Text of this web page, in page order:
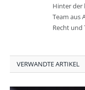
Hinter der
Team aus
Recht und
VERWANDTE ARTIKEL